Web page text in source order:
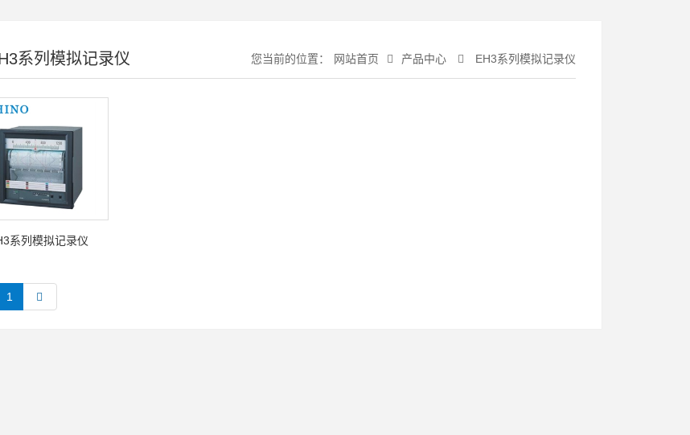
系列模拟记录仪 您当前的位置： 网站首页 产品中心 EH3系列模拟记录仪
系列模拟记录仪
1